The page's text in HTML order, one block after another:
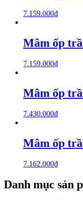
7.159.000₫
Mâm ốp
7.159.000₫
Mâm ốp
7.430.000₫
Mâm ốp
7.162.000₫
Danh mục sản